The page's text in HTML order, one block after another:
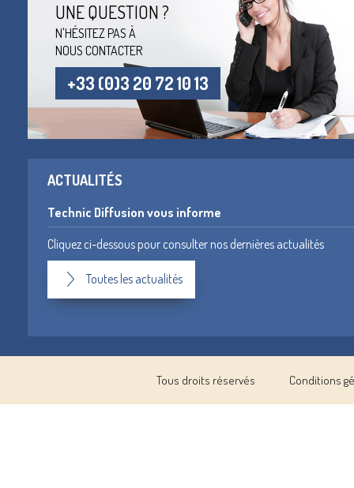
UNE QUESTION ?
N'HÉSITEZ PAS À
NOUS CONTACTER
+33 (0)3 20 72 10 13
ACTUALITÉS
Technic Diffusion vous informe
Cliquez ci-dessous pour consulter nos dernières actualités
Toutes les actualités
Tous droits réservés Conditions